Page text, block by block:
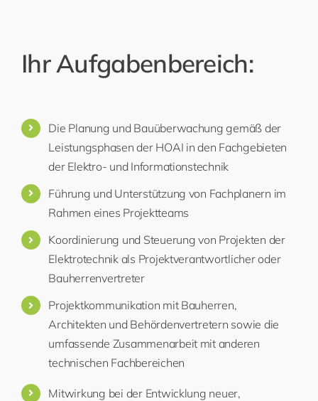
Ihr Aufgabenbereich:
Die Planung und Bauüberwachung gemäß der
Leistungsphasen der HOAI in den Fachgebieten
der Elektro- und Informationstechnik
Führung und Unterstützung von Fachplanern im
Rahmen eines Projektteams
Koordinierung und Steuerung von Projekten der
Elektrotechnik als Projektverantwortlicher oder
Bauherrenvertreter
Projektkommunikation mit Bauherren,
Architekten und Behördenvertretern sowie die
umfassende Zusammenarbeit mit anderen
technischen Fachbereichen
Mitwirkung bei der Entwicklung neuer,